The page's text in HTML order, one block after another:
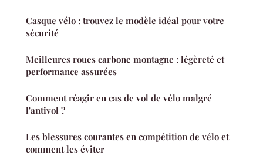
Casque vélo : trouvez le modèle idéal pour votre
sécurité
Meilleures roues carbone montagne : légèreté et
performance assurées
Comment réagir en cas de vol de vélo malgré
l'antivol ?
Les blessures courantes en compétition de vélo et
comment les éviter